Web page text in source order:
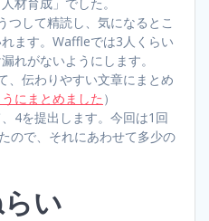
して精読し、気になるとこ
ます。Waffleでは3人くらい
れがないようにします。
、伝わりやすい文章にまとめ
にまとめました ）
4を提出します。今回は1回
ので、それにあわせて多少の
い